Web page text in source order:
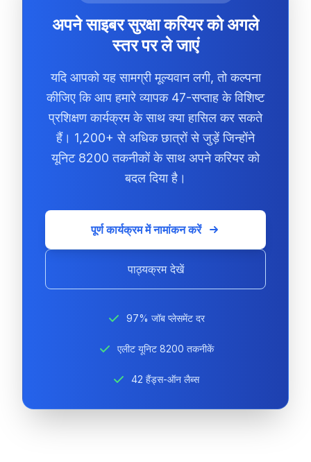
अपने साइबर सुरक्षा करियर को अगले
स्तर पर ले जाएं
यदि आपको यह सामग्री मूल्यवान लगी, तो कल्पना
कीजिए कि आप हमारे व्यापक 47-सप्ताह के विशिष्ट
प्रशिक्षण कार्यक्रम के साथ क्या हासिल कर सकते
हैं। 1,200+ से अधिक छात्रों से जुड़ें जिन्होंने
यूनिट 8200 तकनीकों के साथ अपने करियर को
बदल दिया है।
पूर्ण कार्यक्रम में नामांकन करें
पाठ्यक्रम देखें
97% जॉब प्लेसमेंट दर
एलीट यूनिट 8200 तकनीकें
42 हैंड्स-ऑन लैब्स